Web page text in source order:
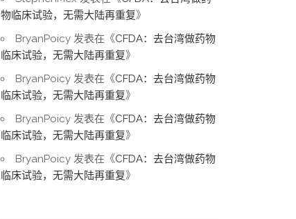
物临床试验，无需大陆再重复》
BryanPoicy 发表在《CFDA：去台湾做药物
临床试验，无需大陆再重复》
BryanPoicy 发表在《CFDA：去台湾做药物
临床试验，无需大陆再重复》
BryanPoicy 发表在《CFDA：去台湾做药物
临床试验，无需大陆再重复》
BryanPoicy 发表在《CFDA：去台湾做药物
临床试验，无需大陆再重复》